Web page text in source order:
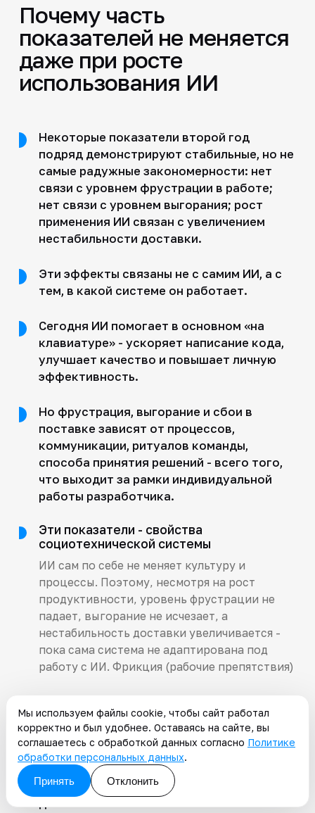
Почему часть
показателей не меняется
даже при росте
использования ИИ
Некоторые показатели второй год
подряд демонстрируют стабильные, но не
самые радужные закономерности: нет
связи с уровнем фрустрации в работе;
нет связи с уровнем выгорания; рост
применения ИИ связан с увеличением
нестабильности доставки.
Эти эффекты связаны не с самим ИИ, а с
тем, в какой системе он работает.
Сегодня ИИ помогает в основном «на
клавиатуре» - ускоряет написание кода,
улучшает качество и повышает личную
эффективность.
Но фрустрация, выгорание и сбои в
поставке зависят от процессов,
коммуникации, ритуалов команды,
способа принятия решений - всего того,
что выходит за рамки индивидуальной
работы разработчика.
Эти показатели - свойства
социотехнической системы
ИИ сам по себе не меняет культуру и
процессы. Поэтому, несмотря на рост
продуктивности, уровень фрустрации не
падает, выгорание не исчезает, а
нестабильность доставки увеличивается -
пока сама система не адаптирована под
работу с ИИ. Фрикция (рабочие препятствия)
снимающий рутинные задачи,
автоматически уменьшает трение в
работе, данные показывают: фрикция -
это намного более сложное явление, чем
простая автоматизация повторяющихся
Мы используем файлы cookie, чтобы сайт работал
корректно и был удобнее. Оставаясь на сайте, вы
соглашаетесь с обработкой данных согласно Политике
обработки персональных данных.
Принять
Отклонить